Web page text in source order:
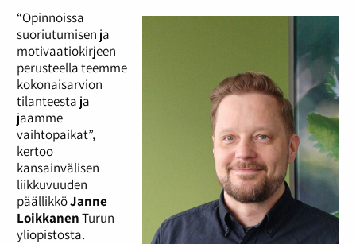
“Opinnoissa
suoriutumisen ja
motivaatiokirjeen
perusteella teemme
kokonaisarvion
tilanteesta ja
jaamme
vaihtopaikat”,
kertoo
kansainvälisen
liikkuvuuden
päällikköJanne
LoikkanenTurun
yliopistosta.